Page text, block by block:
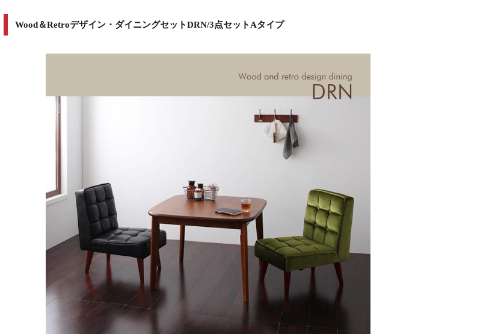
Wood＆Retroデザイン・ダイニングセットDRN/3点セットAタイプ